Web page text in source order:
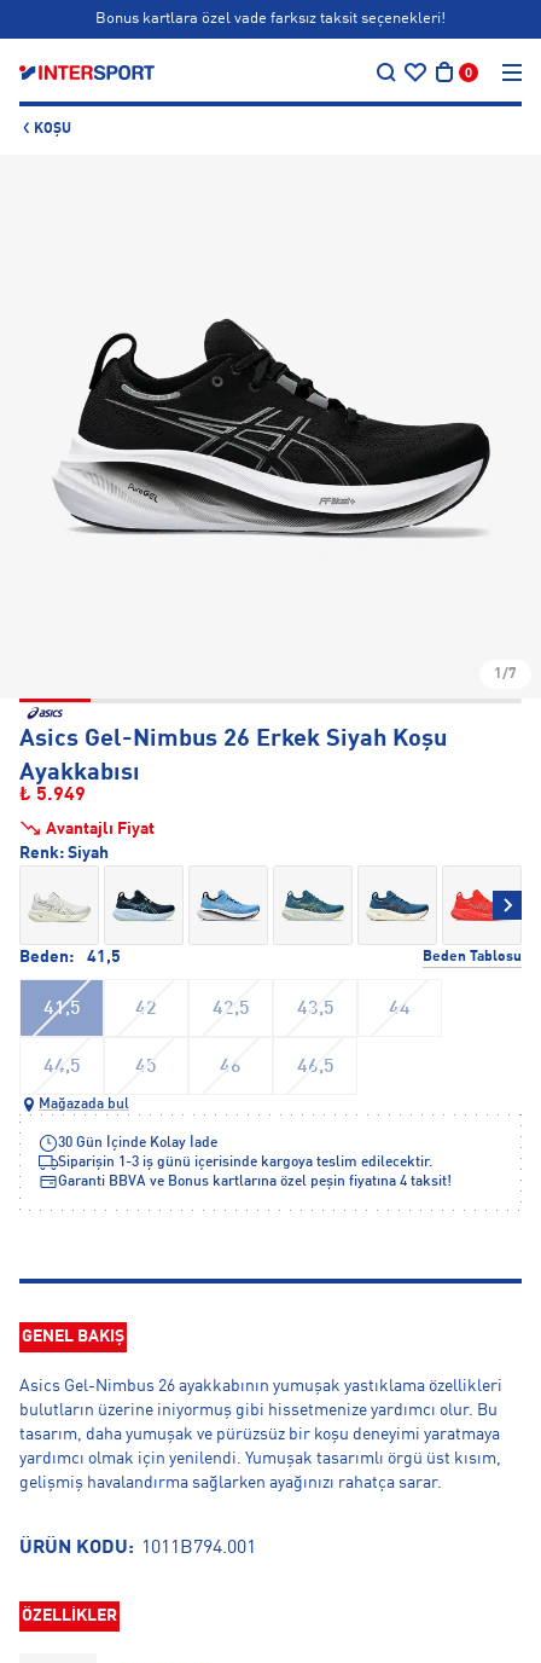
Bonus kartlara özel vade farksız taksit seçenekleri!
0
KOŞU
1/7
Asics Gel-Nimbus 26 Erkek Siyah Koşu
Ayakkabısı
₺ 5.949
Avantajlı Fiyat
Beden: 41,5 Beden Tablosu
41,5 42 42,5 43,5 44
44,5 45 46 46,5
Renk: Siyah
Mağazada bul
30 Gün İçinde Kolay İade
Siparişin 1-3 iş günü içerisinde kargoya teslim edilecektir.
Garanti BBVA ve Bonus kartlarına özel peşin fiyatına 4 taksit!
GENEL BAKIŞ
Asics Gel-Nimbus 26 ayakkabının yumuşak yastıklama özellikleri
bulutların üzerine iniyormuş gibi hissetmenize yardımcı olur. Bu
tasarım, daha yumuşak ve pürüzsüz bir koşu deneyimi yaratmaya
yardımcı olmak için yenilendi. Yumuşak tasarımlı örgü üst kısım,
gelişmiş havalandırma sağlarken ayağınızı rahatça sarar.
ÜRÜN KODU: 1011B794.001
ÖZELLİKLER